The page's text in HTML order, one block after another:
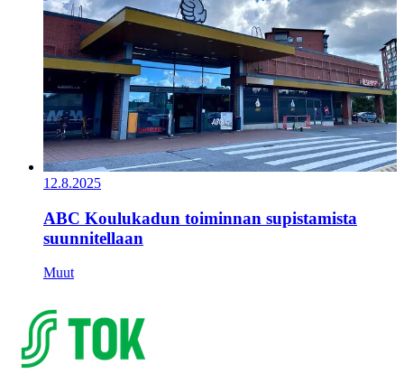
12.8.2025
ABC Koulukadun toiminnan supistamista
suunnitellaan
Muut